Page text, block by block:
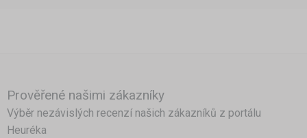
Prověřené našimi zákazníky
Výběr nezávislých recenzí našich zákazníků z portálu
Heuréka